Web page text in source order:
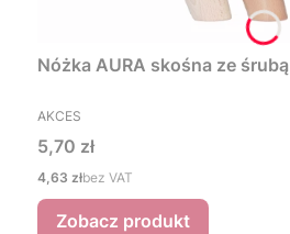
Nóżka AURA skośna ze
PRODUCENT
AKCES
Cena
5,70 zł
Cena
4,63 złbez VAT
Zobacz produkt